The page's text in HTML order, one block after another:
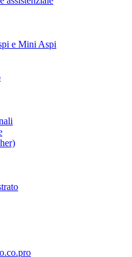
e Mini Aspi